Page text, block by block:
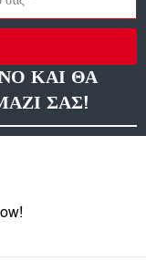
ΚΑΙ ΘΑ
ΣΑΣ!